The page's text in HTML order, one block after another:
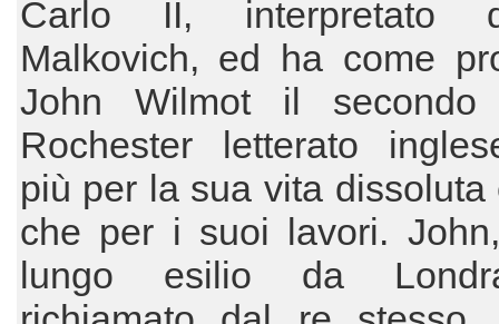
Carlo II, interpretato
Malkovich, ed ha come
John Wilmot il
Rochester letterato
più per la sua vita dissoluta
che per i suoi lavori.
lungo esilio da